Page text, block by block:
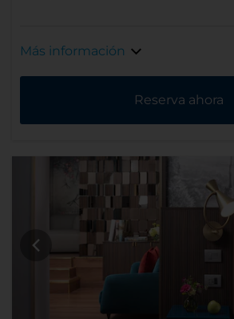
Más información
Reserva ahora